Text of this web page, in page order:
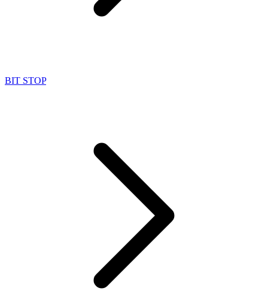
BIT STOP